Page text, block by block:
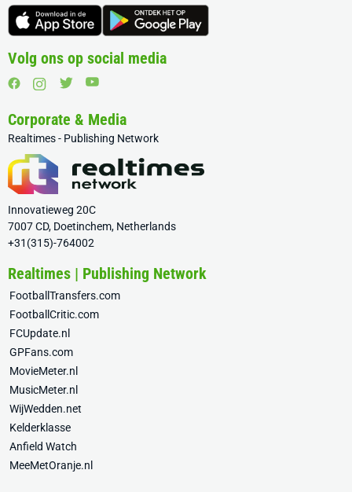
Volg ons op social media
Corporate & Media
Realtimes - Publishing Network
Innovatieweg 20C
7007 CD, Doetinchem, Netherlands
+31(315)-764002
Realtimes | Publishing Network
FootballTransfers.com
FootballCritic.com
FCUpdate.nl
GPFans.com
MovieMeter.nl
MusicMeter.nl
WijWedden.net
Kelderklasse
Anfield Watch
MeeMetOranje.nl